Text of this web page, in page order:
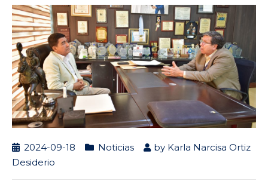
2024-09-18 Noticias by Karla Narcisa Ortiz
Desiderio